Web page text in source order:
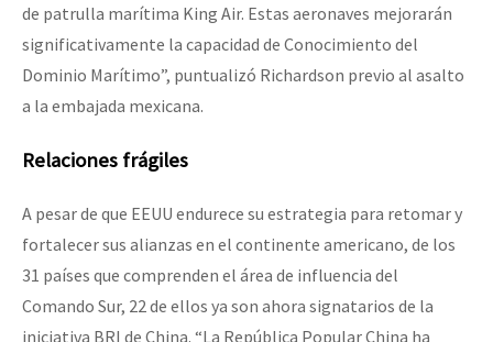
de patrulla marítima King Air. Estas aeronaves mejorarán
significativamente la capacidad de Conocimiento del
Dominio Marítimo”, puntualizó Richardson previo al asalto
a la embajada mexicana.
Relaciones frágiles
A pesar de que EEUU endurece su estrategia para retomar y
fortalecer sus alianzas en el continente americano, de los
31 países que comprenden el área de influencia del
Comando Sur, 22 de ellos ya son ahora signatarios de la
iniciativa BRI de China. “La República Popular China ha